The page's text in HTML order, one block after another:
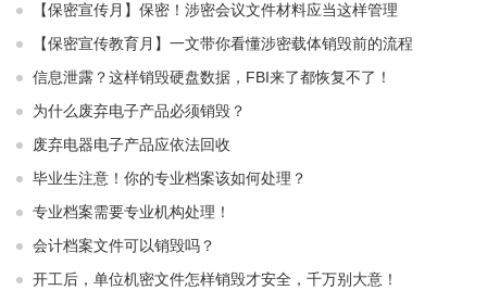
【保密宣传月】保密！涉密会议文件材料应当这样管理
【保密宣传教育月】一文带你看懂涉密载体销毁前的流程
信息泄露？这样销毁硬盘数据，FBI来了都恢复不了！
为什么废弃电子产品必须销毁？
废弃电器电子产品应依法回收
毕业生注意！你的专业档案该如何处理？
专业档案需要专业机构处理！
会计档案文件可以销毁吗？
开工后，单位机密文件怎样销毁才安全，千万别大意！